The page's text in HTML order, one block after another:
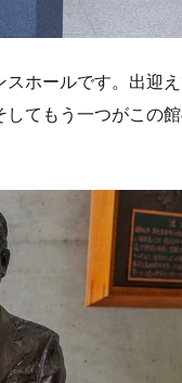
ホールです。出迎
してもう一つがこの